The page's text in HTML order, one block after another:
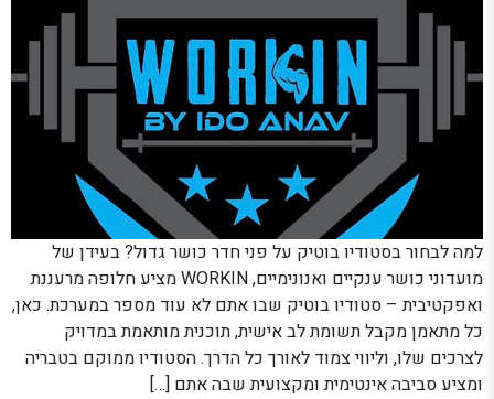
למה לבחור בסטודיו בוטיק על פני חדר כושר גדול? בעידן של
מועדוני כושר ענקיים ואנונימיים, WORKIN מציע חלופה מרעננת
ואפקטיבית – סטודיו בוטיק שבו אתם לא עוד מספר במערכת. כאן,
כל מתאמן מקבל תשומת לב אישית, תוכנית מותאמת במדויק
לצרכים שלו, וליווי צמוד לאורך כל הדרך. הסטודיו ממוקם בטבריה
ומציע סביבה אינטימית ומקצועית שבה אתם […]